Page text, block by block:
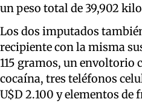
un peso total de 39,902
Los dos imputados
recipiente con la misma
115 gramos, un envoltorio
cocaína, tres teléfonos
U$D 2.100 y elementos de